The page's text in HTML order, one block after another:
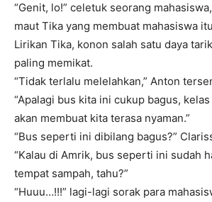
“Genit, lo!” celetuk seorang
maut Tika yang membuat mahasiswa
Lirikan Tika, konon salah satu daya
paling memikat.
“Tidak terlalu melelahkan,” Anton
“Apalagi bus kita ini cukup bagus,
akan membuat kita terasa nyaman.”
“Bus seperti ini dibilang bagus?”
“Kalau di Amrik, bus seperti ini sudah
tempat sampah, tahu?”
“Huuu…!!!” lagi-lagi sorak para